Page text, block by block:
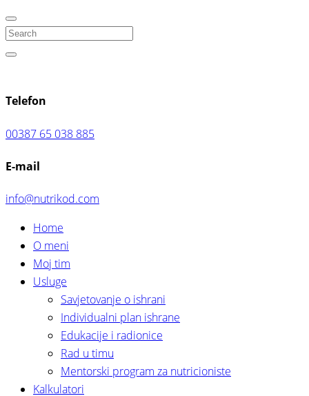
Search
Telefon
00387 65 038 885
E-mail
info@nutrikod.com
Home
O meni
Moj tim
Usluge
Savjetovanje o ishrani
Individualni plan ishrane
Edukacije i radionice
Rad u timu
Mentorski program za nutricioniste
Kalkulatori